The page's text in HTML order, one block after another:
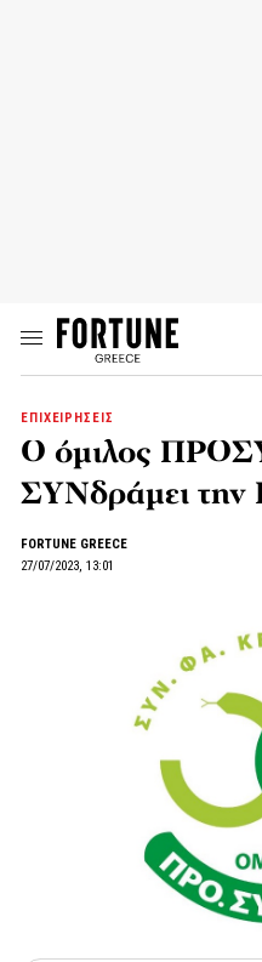
ΕΠΙΧΕΙΡΗΣΕΙΣ
Ο όμιλος
ΣΥΝδράμει την
FORTUNE GREECE
27/07/2023, 13:01